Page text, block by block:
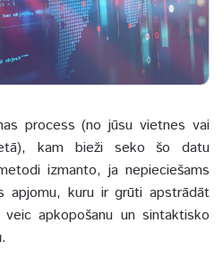
process (no jūsu vietnes vai
kam bieži seko šo datu
izmanto, ja nepieciešams
apjomu, kuru ir grūti apstrādāt
apkopošanu un sintaktisko
.